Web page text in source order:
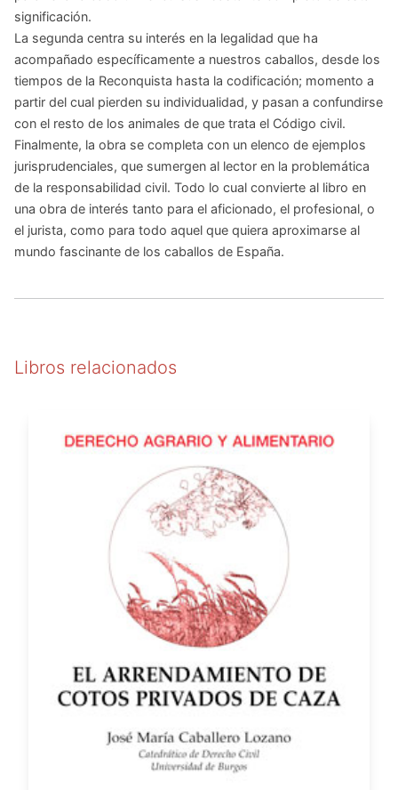
significación.
La segunda centra su interés en la legalidad que ha
acompañado específicamente a nuestros caballos, desde los
tiempos de la Reconquista hasta la codificación; momento a
partir del cual pierden su individualidad, y pasan a confundirse
con el resto de los animales de que trata el Código civil.
Finalmente, la obra se completa con un elenco de ejemplos
jurisprudenciales, que sumergen al lector en la problemática
de la responsabilidad civil. Todo lo cual convierte al libro en
una obra de interés tanto para el aficionado, el profesional, o
el jurista, como para todo aquel que quiera aproximarse al
mundo fascinante de los caballos de España.
Libros relacionados